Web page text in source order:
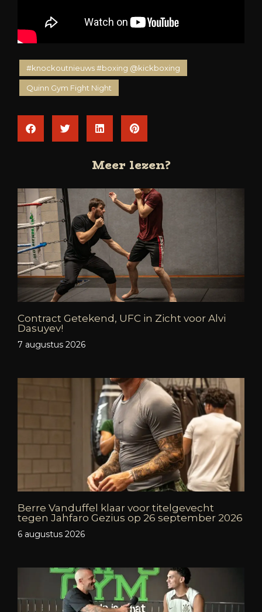
#knockoutnieuws #boxing @kickboxing
Quinn Gym Fight Night
Meer lezen?
Contract Getekend, UFC in Zicht voor Alvi
Dasuyev!
7 augustus 2026
Berre Vanduffel klaar voor titelgevecht
tegen Jahfaro Gezius op 26 september 2026
6 augustus 2026